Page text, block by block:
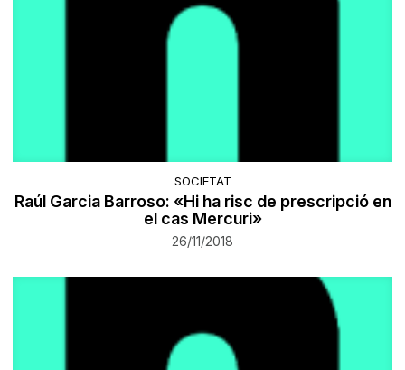
SOCIETAT
Raúl Garcia Barroso: «Hi ha risc de prescripció en
el cas Mercuri»
26/11/2018